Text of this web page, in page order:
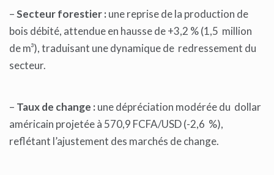
–Secteur forestier : une reprise de la production de
bois débité, attendue en hausse de +3,2 % (1,5 million
de m³), traduisant une dynamique de redressement du
secteur.
– Taux de change : une dépréciation modérée du dollar
américain projetée à 570,9 FCFA/USD (-2,6 %),
reflétant l’ajustement des marchés de change.